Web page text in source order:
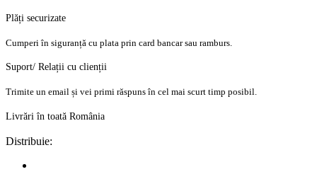
Plăți securizate
Cumperi în siguranță cu plata prin card bancar sau ramburs.
Suport/ Relații cu clienții
Trimite un email și vei primi răspuns în cel mai scurt timp posibil.
Livrări în toată România
Distribuie: